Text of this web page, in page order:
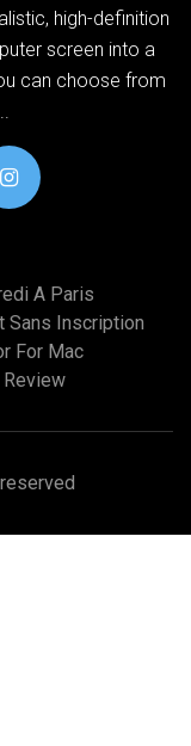
high-definition
screen into a
can choose from
A Paris
Sans Inscription
For Mac